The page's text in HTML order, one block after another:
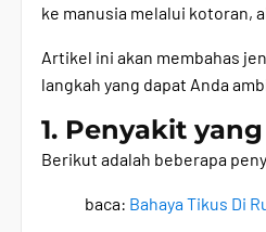
ke manusia melalui kotoran,
Artikel ini akan membahas
langkah yang dapat Anda
1. Penyakit
Berikut adalah beberapa
baca: Bahaya Tikus Di